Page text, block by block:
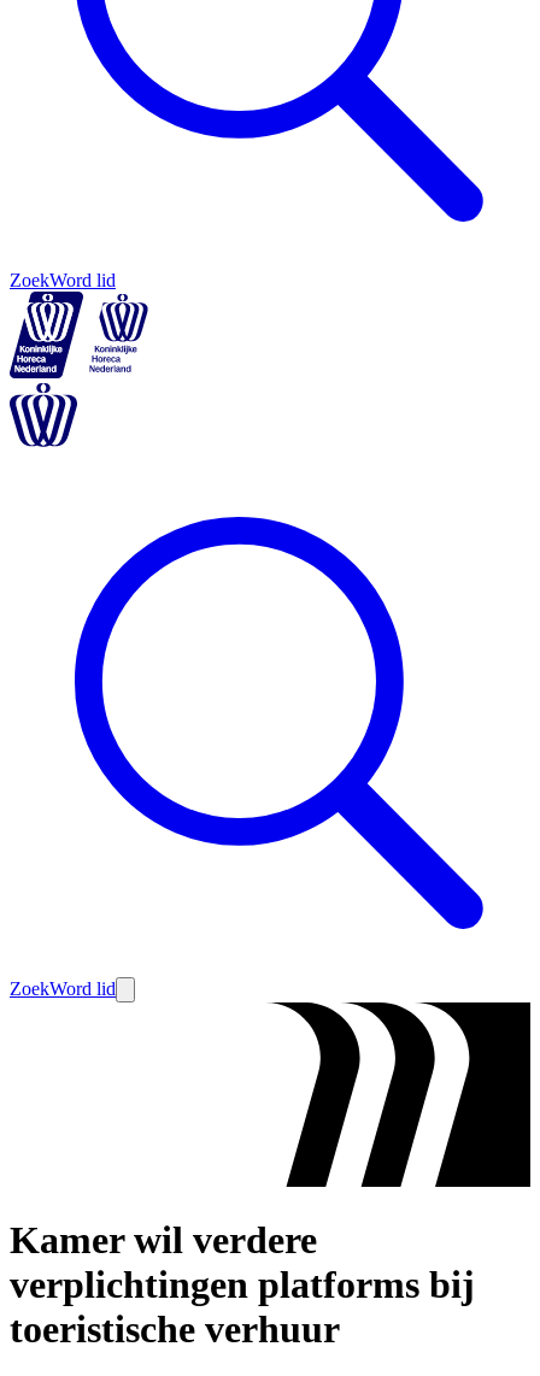
ZoekWord lid
ZoekWord lid
Kamer wil verdere
verplichtingen platforms bij
toeristische verhuur